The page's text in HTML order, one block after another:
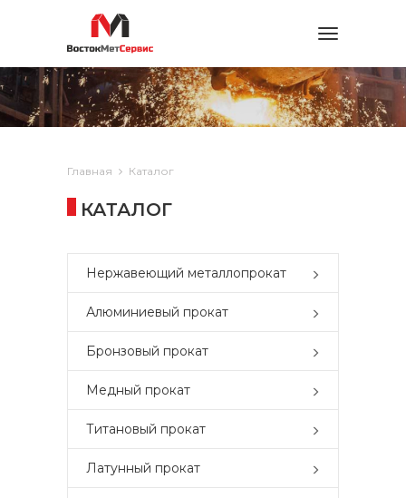
Toggle
Главная Каталог
КАТАЛОГ
Нержавеющий металлопрокат
Алюминиевый прокат
Бронзовый прокат
Медный прокат
Титановый прокат
Латунный прокат